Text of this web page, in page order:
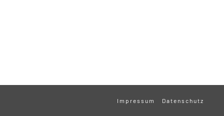
Impressum Datenschutz